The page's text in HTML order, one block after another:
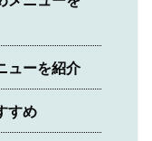
ューを紹介
すめ